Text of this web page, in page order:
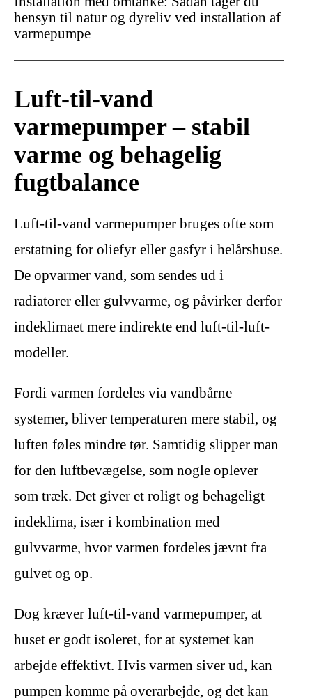
hensyn til natur og dyreliv ved installation af
varmepumpe
Luft-til-vand
varmepumper – stabil
varme og behagelig
fugtbalance
Luft-til-vand varmepumper bruges ofte som
erstatning for oliefyr eller gasfyr i helårshuse.
De opvarmer vand, som sendes ud i
radiatorer eller gulvvarme, og påvirker derfor
indeklimaet mere indirekte end luft-til-luft-
modeller.
Fordi varmen fordeles via vandbårne
systemer, bliver temperaturen mere stabil, og
luften føles mindre tør. Samtidig slipper man
for den luftbevægelse, som nogle oplever
som træk. Det giver et roligt og behageligt
indeklima, især i kombination med
gulvvarme, hvor varmen fordeles jævnt fra
gulvet og op.
Dog kræver luft-til-vand varmepumper, at
huset er godt isoleret, for at systemet kan
arbejde effektivt. Hvis varmen siver ud, kan
pumpen komme på overarbejde, og det kan